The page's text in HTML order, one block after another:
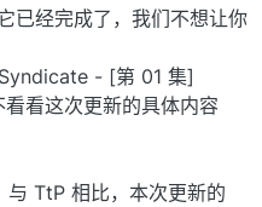
已经完成了，我们不想让你
- [第 01 集]
看这次更新的具体内容
TtP 相比，本次更新的